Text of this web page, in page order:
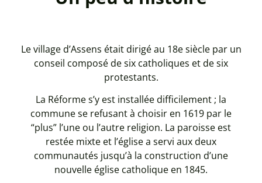
Le village d’Assens était dirigé au 18e siècle par un
conseil composé de six catholiques et de six
protestants.
La Réforme s’y est installée difficilement ; la
commune se refusant à choisir en 1619 par le
“plus” l’une ou l’autre religion. La paroisse est
restée mixte et l’église a servi aux deux
communautés jusqu’à la construction d’une
nouvelle église catholique en 1845.